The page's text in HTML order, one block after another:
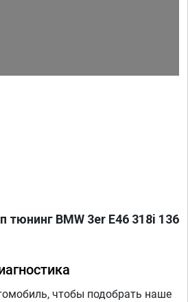
тюнинг BMW 3er E46 318i 136
чтобы подобрать наше